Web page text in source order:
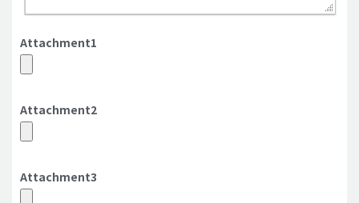
Attachment1
Attachment2
Attachment3